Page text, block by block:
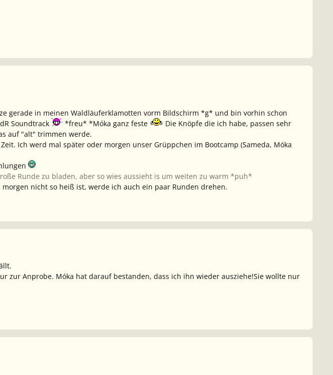
gerade in meinen Waldläuferklamotten vorm Bildschirm *g* und bin vorhin schon
Soundtrack
*freu* *Móka ganz feste
Die Knöpfe die ich habe, passen sehr
auf "alt" trimmen werde.
Ich werd mal später oder morgen unser Grüppchen im Bootcamp (Sameda, Móka
Runde zu bladen, aber so wies aussieht is um weiten zu warm *puh*
nicht so heiß ist, werde ich auch ein paar Runden drehen.
zur Anprobe. Móka hat darauf bestanden, dass ich ihn wieder ausziehe!Sie wollte nur